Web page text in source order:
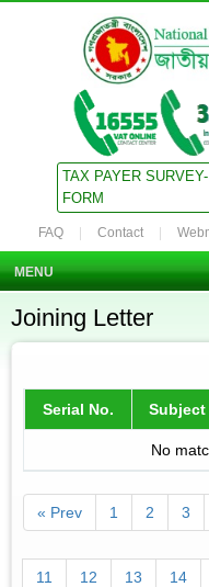
TAX PAYER SURVEY-
FORM
FAQ Contact
MENU
Joining Letter
Serial No. Subject
No
« Prev 1 2 3
11 12 13 14